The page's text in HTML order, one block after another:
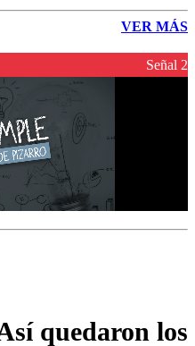
VER MÁS
Señal 2
quedaron los